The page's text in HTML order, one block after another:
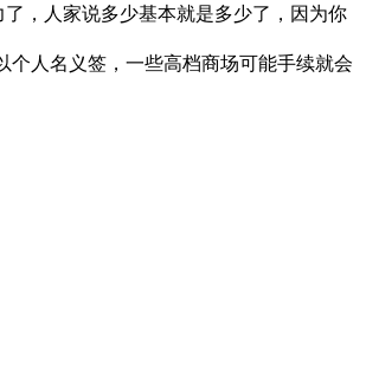
，人家说多少基本就是多少了，因为你
人名义签，一些高档商场可能手续就会